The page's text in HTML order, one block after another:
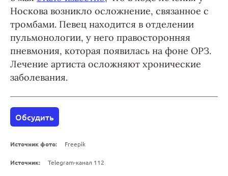
Носкова возникло осложнение, связанное с
тромбами. Певец находится в отделении
пульмонологии, у него правосторонняя
пневмония, которая появилась на фоне ОРЗ.
Лечение артиста осложняют хронические
заболевания.
Обсудить
Источник фото: Freepik
Источник: Telegram-канал 112